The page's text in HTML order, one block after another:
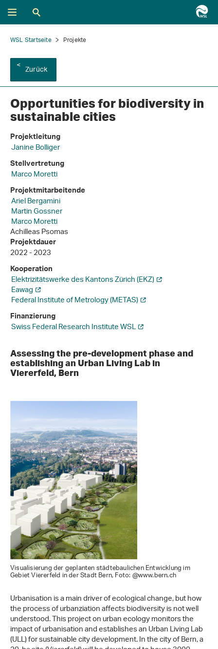
WSL Startseite Projekte
Zurück
Opportunities for biodiversity in
sustainable cities
Projektleitung
Janine Bolliger
Stellvertretung
Marco Moretti
Projektmitarbeitende
Ariel Bergamini
Martin Gossner
Marco Moretti
Achilleas Psomas
Projektdauer
2022 - 2023
Kooperation
Elektrizitätswerke des Kantons Zürich (EKZ)
Eawag
Federal Institute of Metrology (METAS)
Finanzierung
Swiss Federal Research Institute WSL
Assessing the pre-development phase and
establishing an Urban Living Lab in
Viererfeld, Bern
Visualisierung der geplanten städtebaulichen Entwicklung im
Gebiet Viererfeld in der Stadt Bern, Foto: @www.bern.ch
Urbanisation is a main driver of ecological change, but how
the process of urbanziation affects biodiversity is not well
understood. This project on urban ecology monitors the
impact of urbanisation and establishes an Urban Living Lab
(ULL) for sustainable city development. In the city of Bern, a